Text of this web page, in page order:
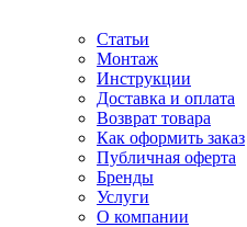
Статьи
Монтаж
Инструкции
Доставка и оплата
Возврат товара
Как оформить заказ
Публичная оферта
Бренды
Услуги
О компании